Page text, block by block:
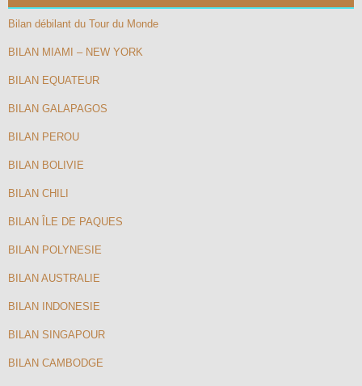
Bilan débilant du Tour du Monde
BILAN MIAMI – NEW YORK
BILAN EQUATEUR
BILAN GALAPAGOS
BILAN PEROU
BILAN BOLIVIE
BILAN CHILI
BILAN ÎLE DE PAQUES
BILAN POLYNESIE
BILAN AUSTRALIE
BILAN INDONESIE
BILAN SINGAPOUR
BILAN CAMBODGE